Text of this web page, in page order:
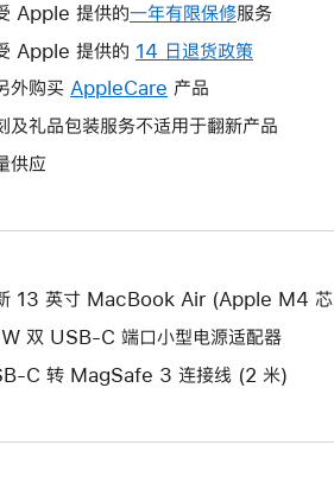
Apple 提供的一年有限保修此
操
打
服务
Apple 提供的 14 日退货政策
将
新
窗
外购买 AppleCare 此
操
开
的
窗
产品
及礼品包装服务不适用于翻新产品
供应
13 英寸 MacBook Air (Apple M4 芯
双 USB-C 端口小型电源适配器
C 转 MagSafe 3 连接线 (2 米)